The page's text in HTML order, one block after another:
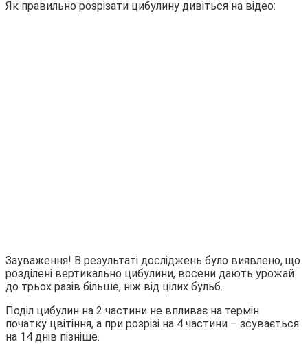
Як правильно розрізати цибулину дивіться на відео:
Зауваження! В результаті досліджень було виявлено, що
розділені вертикально цибулини, восени дають урожай
до трьох разів більше, ніж від цілих бульб.
Поділ цибулин на 2 частини не впливає на термін
початку цвітіння, а при розрізі на 4 частини – зсувається
на 14 днів пізніше.